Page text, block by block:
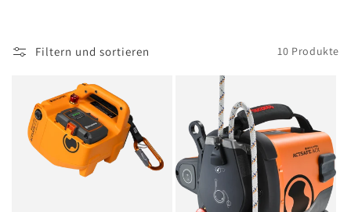
e
Filtern und sortieren 10 Produkte